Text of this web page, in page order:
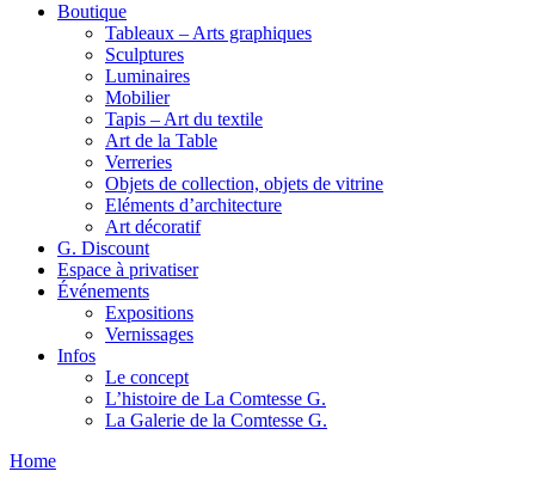
Boutique
Tableaux – Arts graphiques
Sculptures
Luminaires
Mobilier
Tapis – Art du textile
Art de la Table
Verreries
Objets de collection, objets de vitrine
Eléments d’architecture
Art décoratif
G. Discount
Espace à privatiser
Événements
Expositions
Vernissages
Infos
Le concept
L’histoire de La Comtesse G.
La Galerie de la Comtesse G.
Home